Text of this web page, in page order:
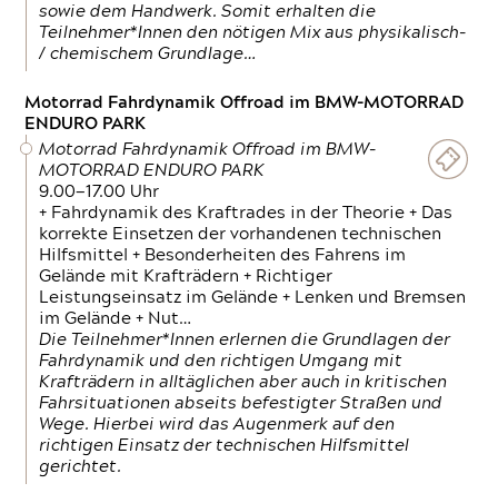
sowie dem Handwerk. Somit erhalten die
Teilnehmer*Innen den nötigen Mix aus physikalisch-
/ chemischem Grundlage…
Motorrad Fahrdynamik Offroad im BMW-MOTORRAD
ENDURO PARK
Motorrad Fahrdynamik Offroad im BMW-
MOTORRAD ENDURO PARK
9.00—17.00 Uhr
+ Fahrdynamik des Kraftrades in der Theorie + Das
korrekte Einsetzen der vorhandenen technischen
Hilfsmittel + Besonderheiten des Fahrens im
Gelände mit Krafträdern + Richtiger
Leistungseinsatz im Gelände + Lenken und Bremsen
im Gelände + Nut…
Die Teilnehmer*Innen erlernen die Grundlagen der
Fahrdynamik und den richtigen Umgang mit
Krafträdern in alltäglichen aber auch in kritischen
Fahrsituationen abseits befestigter Straßen und
Wege. Hierbei wird das Augenmerk auf den
richtigen Einsatz der technischen Hilfsmittel
gerichtet.